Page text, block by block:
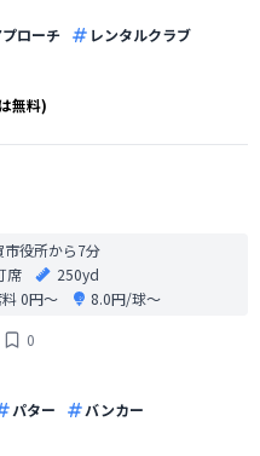
プローチ
レンタルクラブ
無料)
市役所から7分
席
250yd
0円〜
8.0円/球〜
0
パター
バンカー